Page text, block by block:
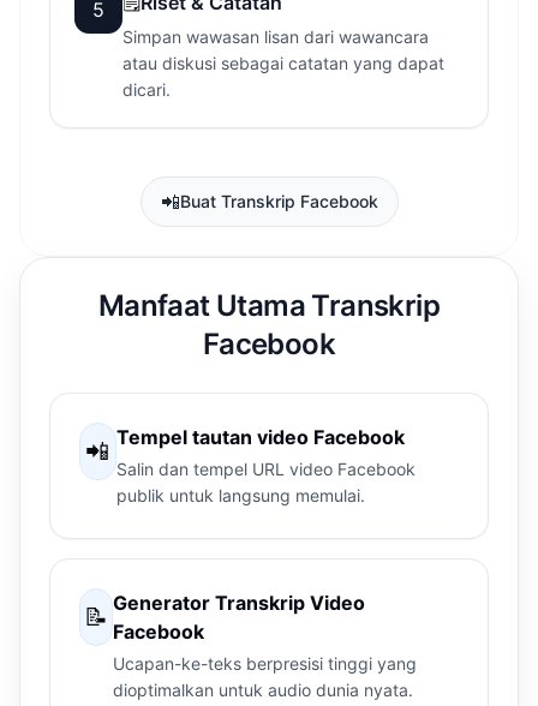
5
Simpan wawasan lisan dari wawancara
atau diskusi sebagai catatan yang dapat
dicari.
📲Buat Transkrip Facebook
Manfaat Utama Transkrip
Facebook
📲 Tempel tautan video Facebook
Salin dan tempel URL video Facebook
publik untuk langsung memulai.
📝 Generator Transkrip Video
Facebook
Ucapan-ke-teks berpresisi tinggi yang
dioptimalkan untuk audio dunia nyata.